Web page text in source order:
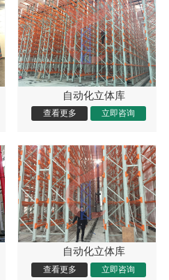
自动化立体库
自动化立体库